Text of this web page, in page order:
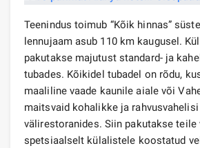
Teenindus toimub “Kõik hinnas”
lennujaam asub 110 km kaugusel.
pakutakse majutust standard- ja
tubades. Kõikidel tubadel on rõdu,
maaliline vaade kaunile aiale või
maitsvaid kohalikke ja
välirestoranides. Siin pakutakse teile
spetsiaalselt külalistele koostatud